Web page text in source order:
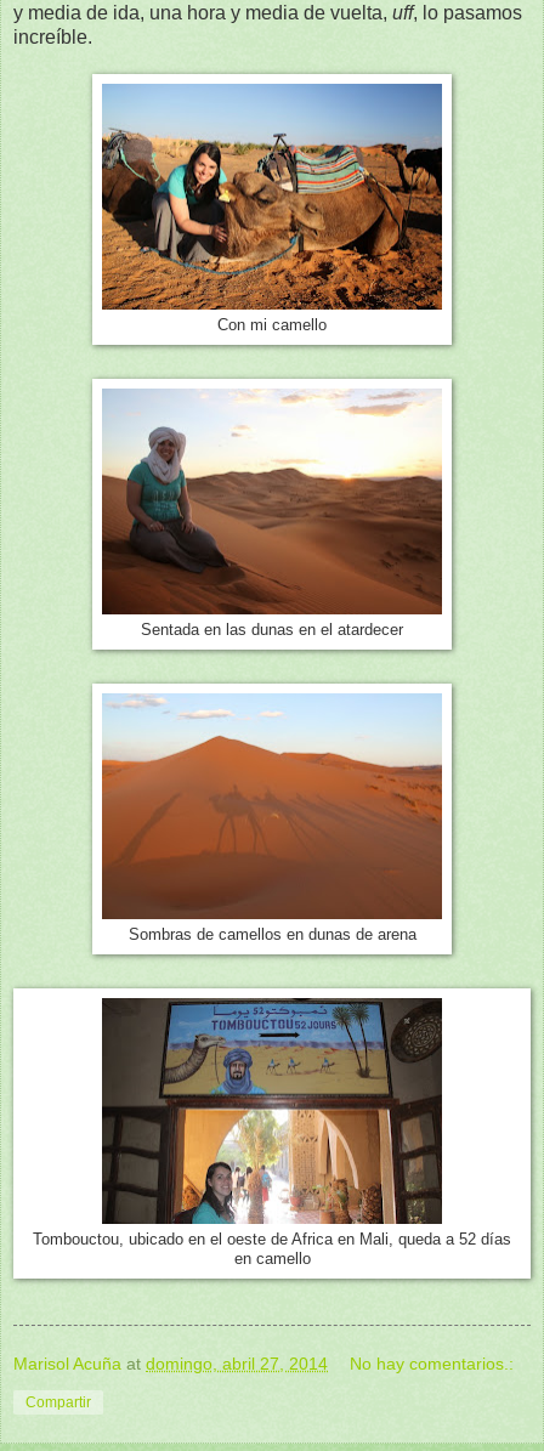
y media de ida, una hora y media de vuelta, uff, lo pasamos
increíble.
Con mi camello
Sentada en las dunas en el atardecer
Sombras de camellos en dunas de arena
Tombouctou, ubicado en el oeste de Africa en Mali, queda a 52 días
en camello
Marisol Acuña at domingo, abril 27, 2014 No hay comentarios.:
Compartir